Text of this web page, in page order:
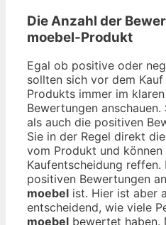
Die Anzahl der
moebel-Produkt
Egal ob positive oder
sollten sich vor dem Kauf
Produkts immer im
Bewertungen
als auch die positiven
Sie in der Regel direkt
vom Produkt und können
Kaufentscheidung
positiven Bewertungen
moebel ist. Hier ist aber
entscheidend, wie viele
moebel bewertet haben.